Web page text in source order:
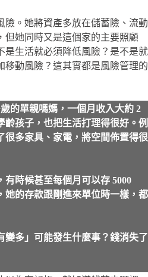
險。她將資產多放在儲蓄險、流動
但她同時又是這個家的主要照顧
是生活就必須降低風險？是不是就
移動風險？這其實都是風險管理的
的單親嗎媽，一個月收入大約 2
齡孩子，也把生活打理得很好。例
很多家具、家電，將空間佈置得很
時候甚至每個月可以存 5000
她的存款跟剛進來單位時一樣，都
變多」可能發生什麼事？錢消失了